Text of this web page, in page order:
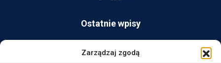
Zarządzaj zgodą
Ostatnie wpisy
Micro